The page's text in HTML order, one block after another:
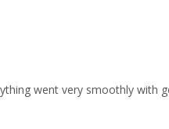
went very smoothly with